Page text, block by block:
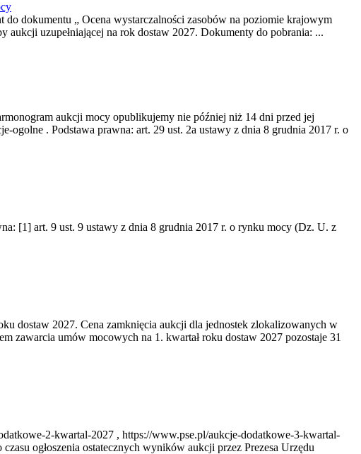
dokumentu „ Ocena wystarczalności zasobów na poziomie krajowym
uzupełniającej na rok dostaw 2027. Dokumenty do pobrania: ...
aukcji mocy opublikujemy nie później niż 14 dni przed jej
ogolne . Podstawa prawna: art. 29 ust. 2a ustawy z dnia 8 grudnia 2017 r. o
[1] art. 9 ust. 9 ustawy z dnia 8 grudnia 2017 r. o rynku mocy (Dz. U. z
dostaw 2027. Cena zamknięcia aukcji dla jednostek zlokalizowanych w
zawarcia umów mocowych na 1. kwartał roku dostaw 2027 pozostaje 31
2-kwartal-2027 , https://www.pse.pl/aukcje-dodatkowe-3-kwartal-
ogłoszenia ostatecznych wyników aukcji przez Prezesa Urzędu